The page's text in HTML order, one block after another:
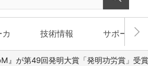
技術情報 サポート
』が第49回発明大賞「発明功労賞」受賞